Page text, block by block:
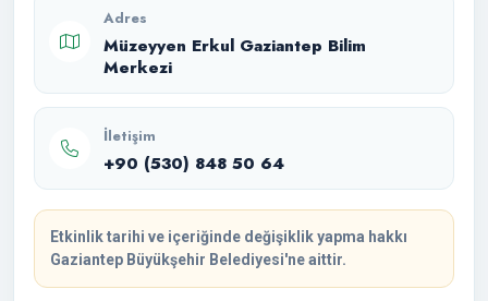
Adres
Müzeyyen Erkul Gaziantep Bilim
Merkezi
İletişim
+90 (530) 848 50 64
Etkinlik tarihi ve içeriğinde değişiklik yapma hakkı
Gaziantep Büyükşehir Belediyesi'ne aittir.